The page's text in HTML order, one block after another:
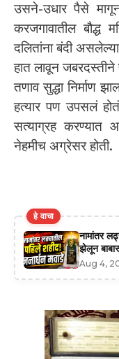
उसने-उधार पैसे
करजगावातील बौद्ध
दलितांना बंदी असलेल्या
हात लावून जबरदस्तीने
तणाव सुद्धा निर्माण
हत्यार पण उपसलं
सत्याग्रह करण्यात
नेहमीच अग्रेसर होती.
हे वाचा
नामांतर
झेलून
Aug 4,